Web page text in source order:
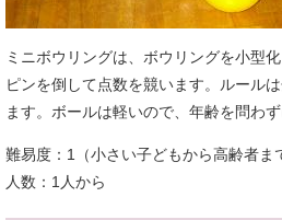
ミニボウリングは、ボウリングを小型
ピンを倒して点数を競います。ルール
ます。ボールは軽いので、年齢を問わ
難易度：1（小さい子どもから高齢者ま
人数：1人から